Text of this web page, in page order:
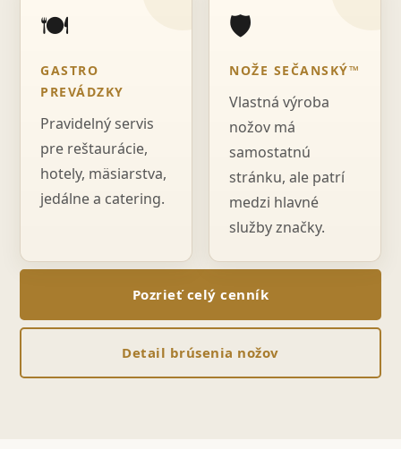
🍽️
GASTRO
PREVÁDZKY
Pravidelný servis
pre reštaurácie,
hotely, mäsiarstva,
jedálne a catering.
🛡️
NOŽE SEČANSKÝ™
Vlastná výroba
nožov má
samostatnú
stránku, ale patrí
medzi hlavné
služby značky.
Pozrieť celý cenník
Detail brúsenia nožov